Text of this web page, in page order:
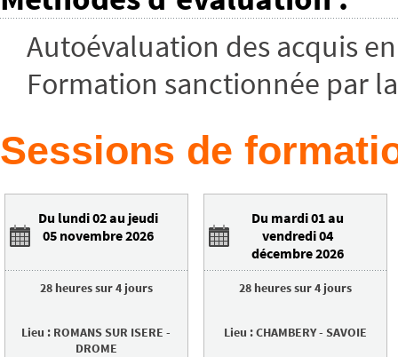
Autoévaluation des acquis
Formation sanctionnée par
Sessions de
Du lundi 02 au jeudi
05 novembre 2026
28 heuressur4 jours
Lieu : ROMANS SUR ISERE -
DROME
Du mardi 01 au
vendredi 04
décembre 2026
28 heuressur4 jours
Lieu :CHAMBERY- SAVOIE